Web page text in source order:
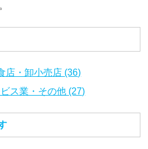
店・卸小売店 (36)
ス業・その他 (27)